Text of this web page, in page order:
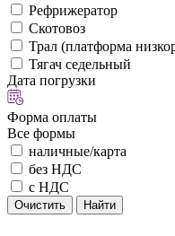
Рефрижератор
Скотовоз
Трал (платформа
Тягач седельный
Дата погрузки
Форма оплаты
Все формы
наличные/карта
без НДС
с НДС
Очистить Найти